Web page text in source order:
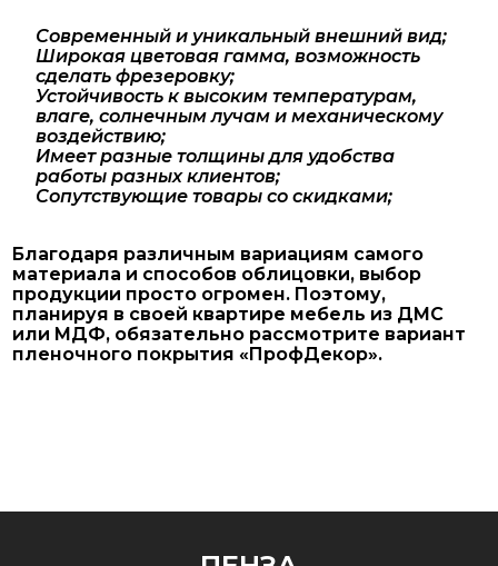
Современный и уникальный внешний вид;
Широкая цветовая гамма, возможность
сделать фрезеровку;
Устойчивость к высоким температурам,
влаге, солнечным лучам и механическому
воздействию;
Имеет разные толщины для удобства
работы разных клиентов;
Сопутствующие товары со скидками;
Благодаря различным вариациям самого
материала и способов облицовки, выбор
продукции просто огромен. Поэтому,
планируя в своей квартире мебель из ДМС
или МДФ, обязательно рассмотрите вариант
пленочного покрытия «ПрофДекор».